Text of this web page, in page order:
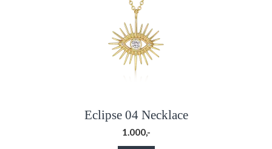
Eclipse 04 Necklace
1.000,-